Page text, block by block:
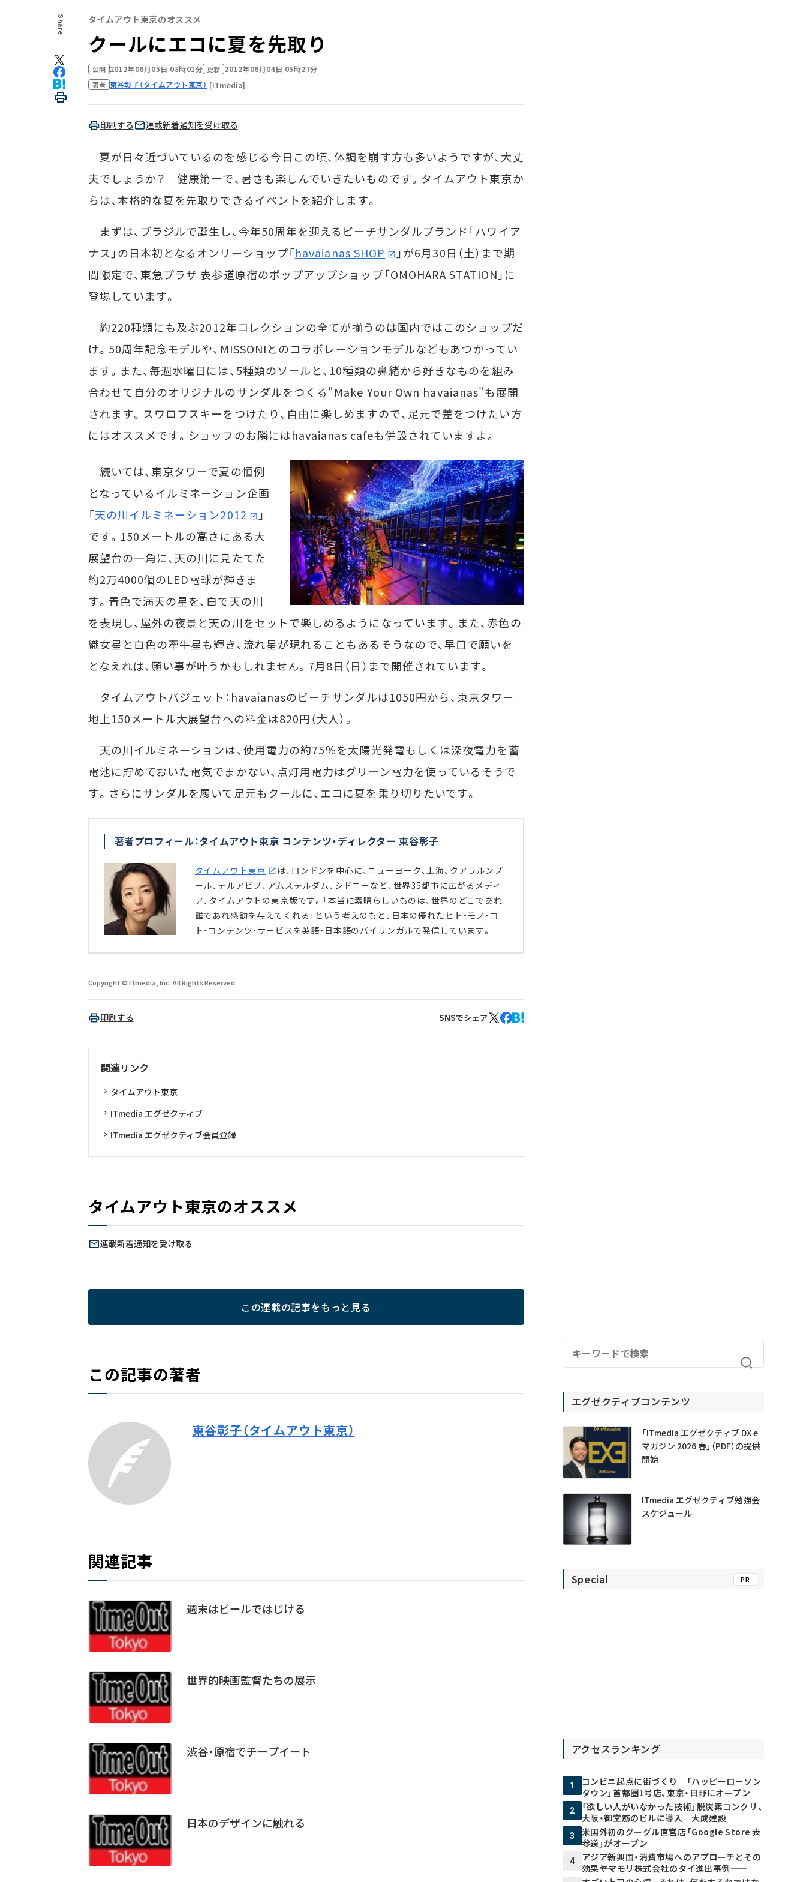
Share タイムアウト東京のオススメ
クールにエコに夏を先取り
公開 2012年06月05日 08時01分 更新 2012年06月04日 05時27分
著者 東谷彰子（タイムアウト東京） [ITmedia]
印刷する 連載新着通知を受け取る
夏が日々近づいているのを感じる今日この頃、体調を崩す方も多いようですが、大丈
夫でしょうか？ 健康第一で、暑さも楽しんでいきたいものです。タイムアウト東京か
らは、本格的な夏を先取りできるイベントを紹介します。
まずは、ブラジルで誕生し、今年50周年を迎えるビーチサンダルブランド「ハワイア
ナス」の日本初となるオンリーショップ「havaianas SHOP
」が6月30日（土）まで期
間限定で、東急プラザ 表参道原宿のポップアップショップ「OMOHARA STATION」に
登場しています。
約220種類にも及ぶ2012年コレクションの全てが揃うのは国内ではこのショップだ
け。50周年記念モデルや、MISSONIとのコラボレーションモデルなどもあつかってい
ます。また、毎週水曜日には、5種類のソールと、10種類の鼻緒から好きなものを組み
合わせて自分のオリジナルのサンダルをつくる"Make Your Own havaianas"も展開
されます。スワロフスキーをつけたり、自由に楽しめますので、足元で差をつけたい方
にはオススメです。ショップのお隣にはhavaianas cafeも併設されていますよ。
続いては、東京タワーで夏の恒例
となっているイルミネーション企画
「天の川イルミネーション2012
」
です。150メートルの高さにある大
展望台の一角に、天の川に見たてた
約2万4000個のLED電球が輝きま
す。青色で満天の星を、白で天の川
を表現し、屋外の夜景と天の川をセットで楽しめるようになっています。また、赤色の
織女星と白色の牽牛星も輝き、流れ星が現れることもあるそうなので、早口で願いを
となえれば、願い事が叶うかもしれません。7月8日（日）まで開催されています。
タイムアウトバジェット：havaianasのビーチサンダルは1050円から、東京タワー
地上150メートル大展望台への料金は820円（大人）。
天の川イルミネーションは、使用電力の約75％を太陽光発電もしくは深夜電力を蓄
電池に貯めておいた電気でまかない、点灯用電力はグリーン電力を使っているそうで
す。さらにサンダルを履いて足元もクールに、エコに夏を乗り切りたいです。
著者プロフィール：タイムアウト東京 コンテンツ・ディレクター 東谷彰子
タイムアウト東京
は、ロンドンを中心に、ニューヨーク、上海、クアラルンプ
ール、テルアビブ、アムステルダム、シドニーなど、世界35都市に広がるメディ
ア、タイムアウトの東京版です。「本当に素晴らしいものは、世界のどこであれ
誰であれ感動を与えてくれる」という考えのもと、日本の優れたヒト・モノ・コ
ト・コンテンツ・サービスを英語・日本語のバイリンガルで発信しています。
Copyright © ITmedia, Inc. All Rights Reserved.
印刷する SNSでシェア
関連リンク
タイムアウト東京
ITmedia エグゼクティブ
ITmedia エグゼクティブ会員登録
タイムアウト東京のオススメ
連載新着通知を受け取る
この連載の記事をもっと見る
この記事の著者
東谷彰子（タイムアウト東京）
関連記事
週末はビールではじける
世界的映画監督たちの展示
渋谷・原宿でチープイート
日本のデザインに触れる
エグゼクティブコンテンツ
「ITmedia エグゼクティブ DX e
マガジン 2026 春」（PDF）の提供
開始
ITmedia エグゼクティブ勉強会
スケジュール
Special PR
アクセスランキング
1
コンビニ起点に街づくり 「ハッピーローソン
タウン」首都圏1号店、東京・日野にオープン
2
「欲しい人がいなかった技術」脱炭素コンクリ、
大阪・御堂筋のビルに導入 大成建設
3
米国外初のグーグル直営店「Google Store 表
参道」がオープン
4
アジア新興国・消費市場へのアプローチとその
効果――ヤマモリ株式会社のタイ進出事例――